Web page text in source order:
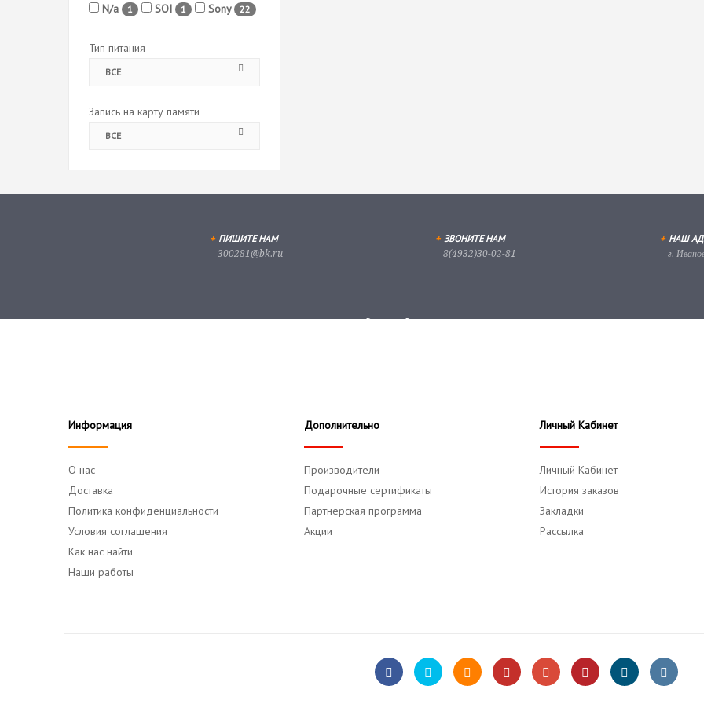
N/a
1 SOI 1 Sony 22
Тип питания
ВСЕ
Запись на карту памяти
ВСЕ
+ ПИШИТЕ НАМ
300281@bk.ru
+ ЗВОНИТЕ НАМ
8(4932)30-02-81
+ НАШ
г.
Скачать приложение для удаленного
Информация
О нас
Доставка
Политика конфиденциальности
Условия соглашения
Как нас найти
Наши работы
Дополнительно
Производители
Подарочные сертификаты
Партнерская программа
Акции
Личный Кабинет
Личный Кабинет
История заказов
Закладки
Рассылка